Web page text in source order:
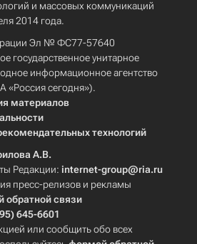
и массовых коммуникаций
2014 года.
Эл № ФС77-57640
государственное унитарное
информационное агентство
«Россия сегодня»).
материалов
технологий
А.В.
Редакции: internet-group@ria.ru
пресс-релизов и рекламы
обратной связи
645-6601
или сообщить обо всех